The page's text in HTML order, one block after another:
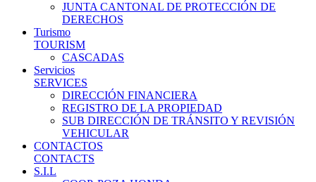
JUNTA CANTONAL DE PROTECCIÓN DE
DERECHOS
Turismo
TOURISM
CASCADAS
Servicios
SERVICES
DIRECCIÓN FINANCIERA
REGISTRO DE LA PROPIEDAD
SUB DIRECCIÓN DE TRÁNSITO Y REVISIÓN
VEHICULAR
CONTACTOS
CONTACTS
S.I.L